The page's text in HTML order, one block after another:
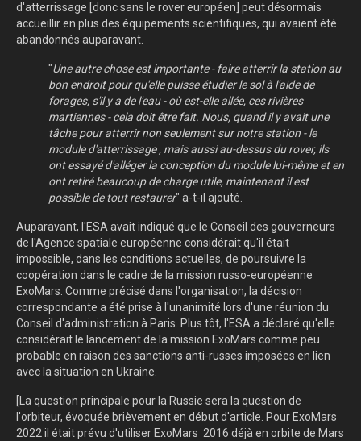
d'atterrissage [donc sans le rover européen] peut désormais
accueillir en plus des équipements scientifiques, qui avaient été
abandonnés auparavant.
"Une autre chose est importante - faire atterrir la station au
bon endroit pour qu'elle puisse étudier le sol à l'aide de
forages, s'il y a de l'eau - où est-elle allée, ces rivières
martiennes - cela doit être fait. Nous, quand il y avait une
tâche pour atterrir non seulement sur notre station - le
module d'atterrissage , mais aussi au-dessus du rover, ils
ont essayé d'alléger la conception du module lui-même et en
ont retiré beaucoup de charge utile, maintenant il est
possible de tout restaurer" a-t-il ajouté.
Auparavant, l'ESA avait indiqué que le Conseil des gouverneurs
de l'Agence spatiale européenne considérait qu'il était
impossible, dans les conditions actuelles, de poursuivre la
coopération dans le cadre de la mission russo-européenne
ExoMars. Comme précisé dans l'organisation, la décision
correspondante a été prise à l'unanimité lors d'une réunion du
Conseil d'administration à Paris. Plus tôt, l'ESA a déclaré qu'elle
considérait le lancement de la mission ExoMars comme peu
probable en raison des sanctions anti-russes imposées en lien
avec la situation en Ukraine.
[La question principale pour la Russie sera la question de
l'orbiteur, évoquée brièvement en début d'article. Pour ExoMars
2022 il était prévu d'utiliser ExoMars 2016 déjà en orbite de Mars